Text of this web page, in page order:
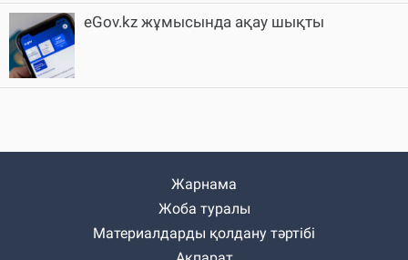
eGov.kz жұмысында ақау шықты
Жарнама
Жоба туралы
Материалдарды қолдану тәртібі